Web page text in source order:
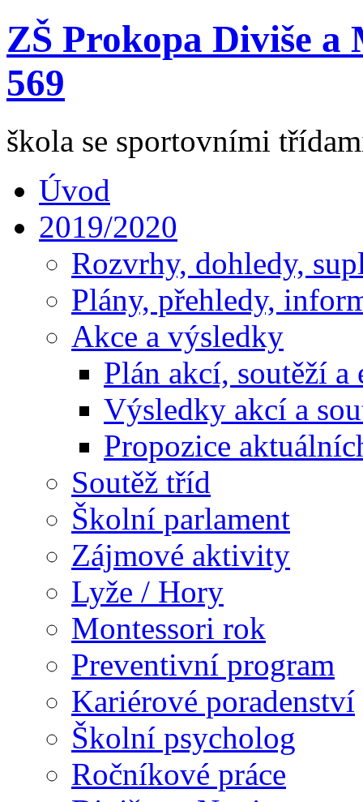
ZŠ Prokopa Diviše
569
škola se sportovními
Úvod
2019/2020
Rozvrhy, dohledy,
Plány, přehledy,
Akce a výsledky
Plán akcí, soutěží a
Výsledky akcí a
Propozice
Soutěž tříd
Školní parlament
Zájmové aktivity
Lyže / Hory
Montessori rok
Preventivní program
Kariérové poradenství
Školní psycholog
Ročníkové práce